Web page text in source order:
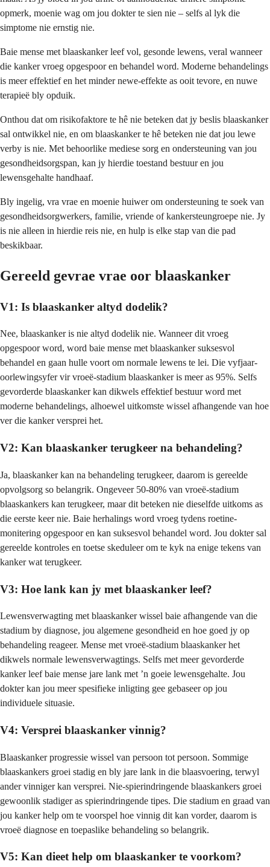
opmerk, moenie wag om jou dokter te sien nie – selfs al lyk die
simptome nie ernstig nie.
Baie mense met blaaskanker leef vol, gesonde lewens, veral wanneer
die kanker vroeg opgespoor en behandel word. Moderne behandelings
is meer effektief en het minder newe-effekte as ooit tevore, en nuwe
terapieë bly opduik.
Onthou dat om risikofaktore te hê nie beteken dat jy beslis blaaskanker
sal ontwikkel nie, en om blaaskanker te hê beteken nie dat jou lewe
verby is nie. Met behoorlike mediese sorg en ondersteuning van jou
gesondheidsorgspan, kan jy hierdie toestand bestuur en jou
lewensgehalte handhaaf.
Bly ingelig, vra vrae en moenie huiwer om ondersteuning te soek van
gesondheidsorgwerkers, familie, vriende of kankersteungroepe nie. Jy
is nie alleen in hierdie reis nie, en hulp is elke stap van die pad
beskikbaar.
Gereeld gevrae vrae oor blaaskanker
V1: Is blaaskanker altyd dodelik?
Nee, blaaskanker is nie altyd dodelik nie. Wanneer dit vroeg
opgespoor word, word baie mense met blaaskanker suksesvol
behandel en gaan hulle voort om normale lewens te lei. Die vyfjaar-
oorlewingsyfer vir vroeë-stadium blaaskanker is meer as 95%. Selfs
gevorderde blaaskanker kan dikwels effektief bestuur word met
moderne behandelings, alhoewel uitkomste wissel afhangende van hoe
ver die kanker versprei het.
V2: Kan blaaskanker terugkeer na behandeling?
Ja, blaaskanker kan na behandeling terugkeer, daarom is gereelde
opvolgsorg so belangrik. Ongeveer 50-80% van vroeë-stadium
blaaskankers kan terugkeer, maar dit beteken nie dieselfde uitkoms as
die eerste keer nie. Baie herhalings word vroeg tydens roetine-
monitering opgespoor en kan suksesvol behandel word. Jou dokter sal
gereelde kontroles en toetse skeduleer om te kyk na enige tekens van
kanker wat terugkeer.
V3: Hoe lank kan jy met blaaskanker leef?
Lewensverwagting met blaaskanker wissel baie afhangende van die
stadium by diagnose, jou algemene gesondheid en hoe goed jy op
behandeling reageer. Mense met vroeë-stadium blaaskanker het
dikwels normale lewensverwagtings. Selfs met meer gevorderde
kanker leef baie mense jare lank met ’n goeie lewensgehalte. Jou
dokter kan jou meer spesifieke inligting gee gebaseer op jou
individuele situasie.
V4: Versprei blaaskanker vinnig?
Blaaskanker progressie wissel van persoon tot persoon. Sommige
blaaskankers groei stadig en bly jare lank in die blaasvoering, terwyl
ander vinniger kan versprei. Nie-spierindringende blaaskankers groei
gewoonlik stadiger as spierindringende tipes. Die stadium en graad van
jou kanker help om te voorspel hoe vinnig dit kan vorder, daarom is
vroeë diagnose en toepaslike behandeling so belangrik.
V5: Kan dieet help om blaaskanker te voorkom?